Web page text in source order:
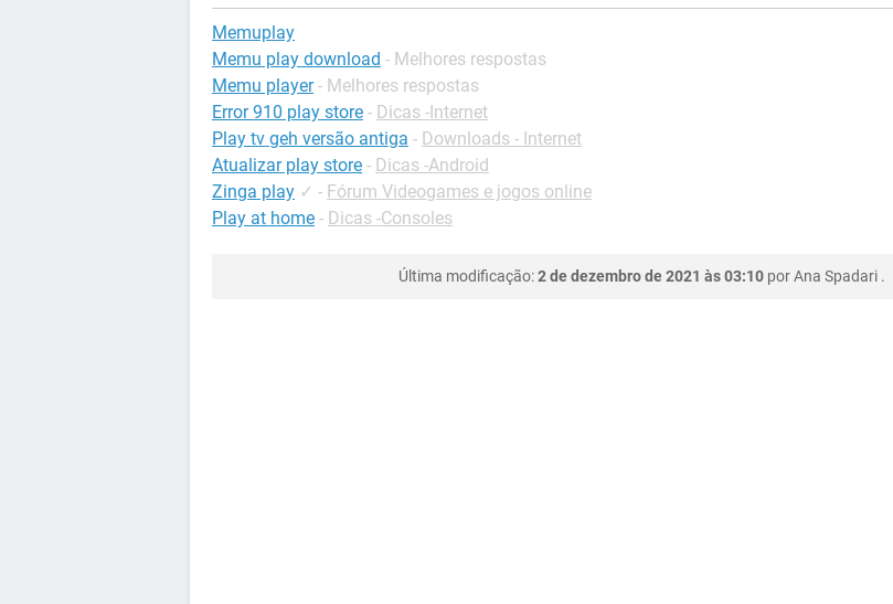
Memuplay
Memu play download - Melhores respostas
Memu player - Melhores respostas
Error 910 play store - Dicas -Internet
Play tv geh versão antiga - Downloads - Internet
Atualizar play store - Dicas -Android
Zinga play ✓ - Fórum Videogames e jogos online
Play at home - Dicas -Consoles
Última modificação:2 de dezembro de 2021 às 03:10 porAna Spadari .